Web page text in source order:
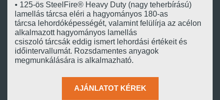
• 125-ös SteelFire® Heavy Duty (nagy teherbírású)
lamellás tárcsa eléri a hagyományos 180-as
tárcsa lehordóképességét, valamint felülírja az acélon
alkalmazott hagyományos lamellás
csiszoló tárcsák eddig ismert lehordási értékeit és
időintervallumát. Rozsdamentes anyagok
megmunkálására is alkalmazható.
AJÁNLATOT KÉREK